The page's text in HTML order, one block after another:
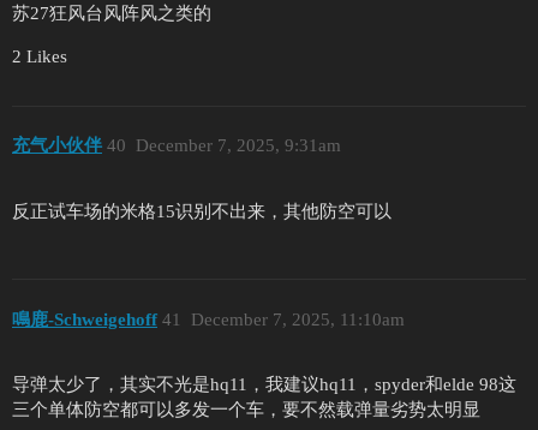
苏27狂风台风阵风之类的
2 Likes
充气小伙伴 December 7, 2025, 9:31am
40
反正试车场的米格15识别不出来，其他防空可以
鳴鹿-Schweigehoff December 7, 2025, 11:10am
41
导弹太少了，其实不光是hq11，我建议hq11，spyder和elde 98这
三个单体防空都可以多发一个车，要不然载弹量劣势太明显